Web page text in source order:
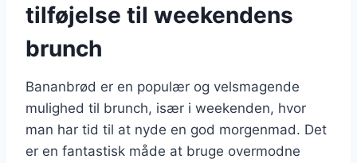
tilføjelse til weekendens
brunch
Bananbrød er en populær og velsmagende
mulighed til brunch, især i weekenden, hvor
man har tid til at nyde en god morgenmad. Det
er en fantastisk måde at bruge overmodne